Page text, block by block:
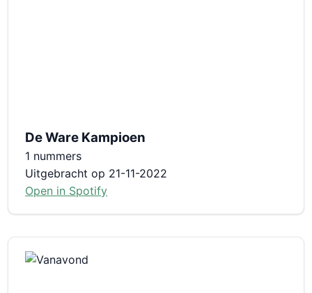
De Ware Kampioen
1 nummers
Uitgebracht op 21-11-2022
Open in Spotify